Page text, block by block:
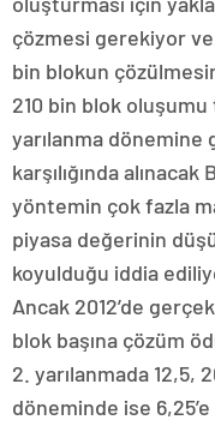
çözmesi gerekiyor
bin blokun
210 bin blok oluşumu
yarılanma
karşılığında
yöntemin çok fazla
piyasa değerinin
koyulduğu iddia
Ancak 2012’de
blok başına çözüm
2. yarılanmada 12,5,
döneminde ise 6,25’e